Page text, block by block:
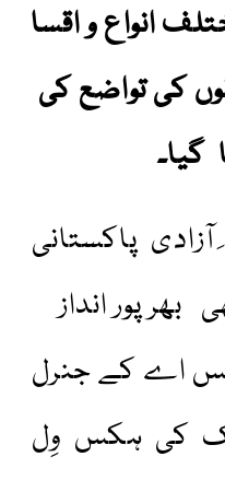
انواع و اقسا
کی تواضع کی
گیا۔
واں یوم ِ آزادی پاکستانی
بھرپور انداز
اے کے جنرل
کی ہکس وِل